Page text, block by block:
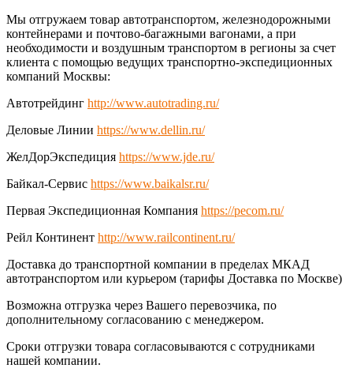
Мы отгружаем товар автотранспортом, железнодорожными
контейнерами и почтово-багажными вагонами, а при
необходимости и воздушным транспортом в регионы за счет
клиента с помощью ведущих транспортно-экспедиционных
компаний Москвы:
Автотрейдинг http://www.autotrading.ru/
Деловые Линии https://www.dellin.ru/
ЖелДорЭкспедиция https://www.jde.ru/
Байкал-Сервис https://www.baikalsr.ru/
Первая Экспедиционная Компания https://pecom.ru/
Рейл Континент http://www.railcontinent.ru/
Доставка до транспортной компании в пределах МКАД
автотранспортом или курьером (тарифы Доставка по Москве)
Возможна отгрузка через Вашего перевозчика, по
дополнительному согласованию с менеджером.
Сроки отгрузки товара согласовываются с сотрудниками
нашей компании.